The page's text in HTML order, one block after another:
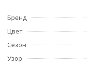
Бренд
Цвет
Сезон
Узор